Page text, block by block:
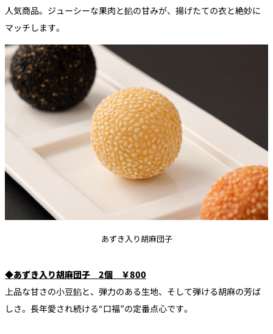
人気商品。ジューシーな果肉と餡の甘みが、揚げたての衣と絶妙に
マッチします。
あずき入り胡麻団子
◆あずき入り胡麻団子 2個 ￥800
上品な甘さの小豆餡と、弾力のある生地、そして弾ける胡麻の芳ば
しさ。長年愛され続ける“口福”の定番点心です。